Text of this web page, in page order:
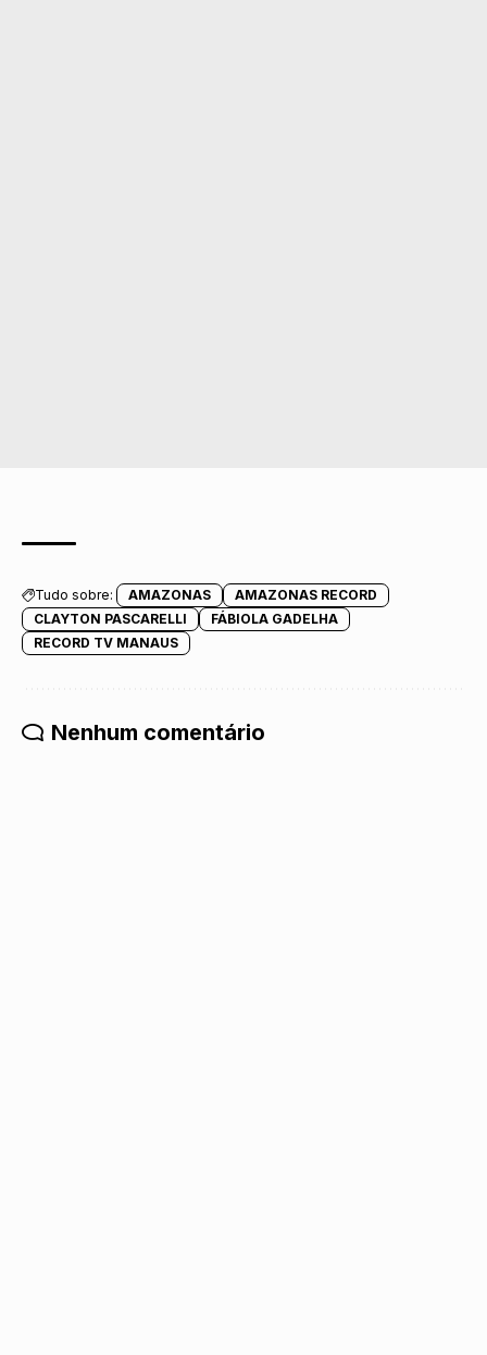
Tudo sobre: AMAZONAS
AMAZONAS RECORD
CLAYTON PASCARELLI
FÁBIOLA GADELHA
RECORD TV MANAUS
Nenhum comentário